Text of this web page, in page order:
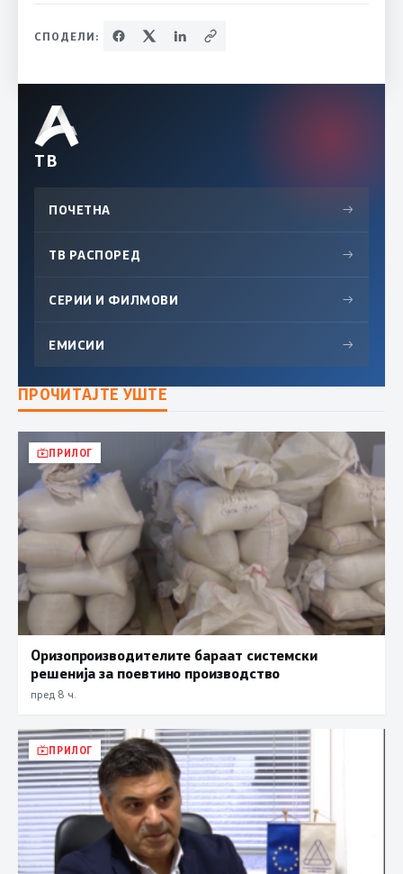
СПОДЕЛИ:
ТВ
ПОЧЕТНА →
ТВ РАСПОРЕД →
СЕРИИ И ФИЛМОВИ →
ЕМИСИИ →
ПРОЧИТАЈТЕ УШТЕ
ПРИЛОГ
Оризопроизводителите бараат системски
решенија за поевтино производство
пред 8 ч.
ПРИЛОГ